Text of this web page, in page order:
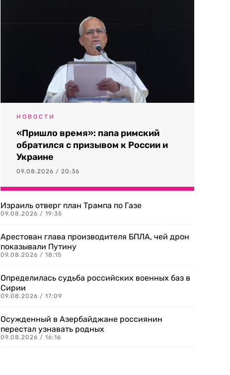
НОВОСТИ
«Пришло время»: папа римский
обратился с призывом к России и
Украине
09.08.2026 / 20:36
Израиль отверг план Трампа по Газе
09.08.2026 / 19:35
Арестован глава производителя БПЛА, чей дрон
показывали Путину
09.08.2026 / 18:15
Определилась судьба российских военных баз в
Сирии
09.08.2026 / 17:09
Осужденный в Азербайджане россиянин
перестал узнавать родных
09.08.2026 / 16:16